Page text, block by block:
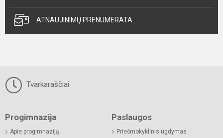
ATNAUJINIMŲ PRENUMERATA
Tvarkaraščiai
Progimnazija
Apie progimnaziją
Paslaugos
Priešmokyklinis ugdymas